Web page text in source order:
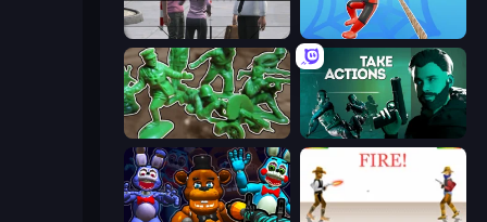
Web Master
Soldiers - Capture and Control! Take Actions